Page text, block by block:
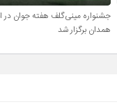
جشنواره مینی‌گلف هفته جوان در
همدان برگزار شد